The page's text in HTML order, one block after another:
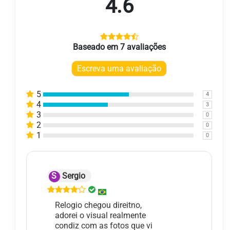
4.6
Baseado em 7 avaliações
Escreva uma avaliação
5 4
4 3
3 0
2 0
1 0
S Sergio
Relogio chegou direitno,
adorei o visual realmente
condiz com as fotos que vi